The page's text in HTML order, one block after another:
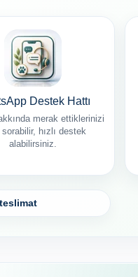
Destek Hattı
merak ettiklerinizi
hızlı destek
alabilirsiniz.
teslimat